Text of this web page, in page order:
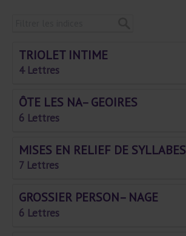
TRIOLET INTIME
4 Lettres
ÔTE LES NA– GEOIRES
6 Lettres
MISES EN RELIEF DE SYLLABES
7 Lettres
GROSSIER PERSON– NAGE
6 Lettres